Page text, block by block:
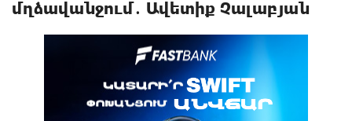
մղձավանջում․ Ավետիք Չալաբյան